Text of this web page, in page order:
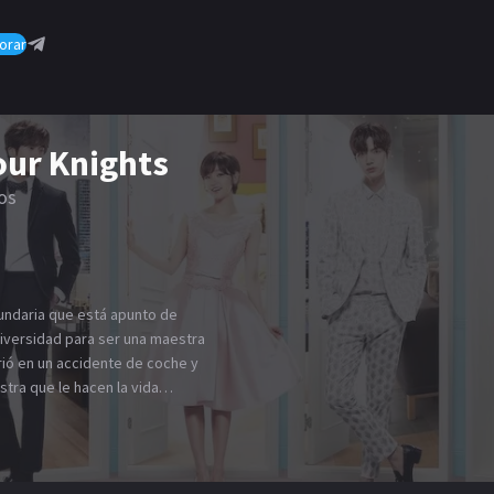
Knights
que está apunto de
para ser una maestra
en un accidente de coche y
que le hacen la vida
valer por sí misma, su padre
día ayuda a un señor
House donde viven sus 3